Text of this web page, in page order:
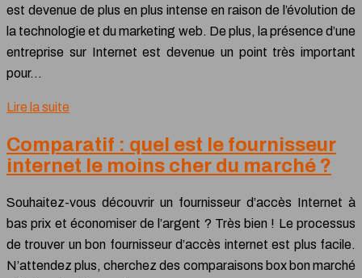
est devenue de plus en plus intense en raison de l’évolution de
la technologie et du marketing web. De plus, la présence d’une
entreprise sur Internet est devenue un point très important
pour…
Lire la suite
Comparatif : quel est le fournisseur
internet le moins cher du marché ?
Souhaitez-vous découvrir un fournisseur d’accès Internet à
bas prix et économiser de l’argent ? Très bien ! Le processus
de trouver un bon fournisseur d’accès internet est plus facile.
N’attendez plus, cherchez des comparaisons box bon marché